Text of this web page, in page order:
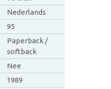
Nederlands
95
Paperback /
softback
Nee
1989